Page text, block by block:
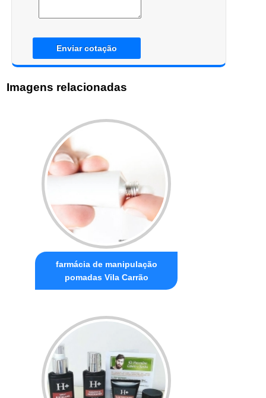
Enviar cotação
Imagens relacionadas
farmácia de manipulação
pomadas Vila Carrão